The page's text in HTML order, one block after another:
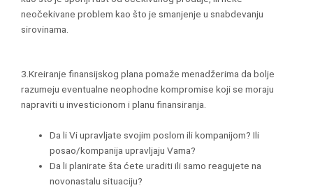
neočekivane problem kao što je smanjenje u snabdevanju
sirovinama.
3.Kreiranje finansijskog plana pomaže menadžerima da bolje
razumeju eventualne neophodne kompromise koji se moraju
napraviti u investicionom i planu finansiranja.
Da li Vi upravljate svojim poslom ili kompanijom? Ili
posao/kompanija upravljaju Vama?
Da li planirate šta ćete uraditi ili samo reagujete na
novonastalu situaciju?